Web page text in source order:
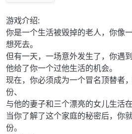
游戏介绍:
你是一个生活被毁掉的老人，你像
想死去。
但有一天，一场意外发生了，你遇
他给了你一个过他生活的机会。
现在，你必须成为一个冒名顶替者
份、
与他的妻子和三个漂亮的女儿生活在
当你了解了这个家庭的秘密后，你
份。